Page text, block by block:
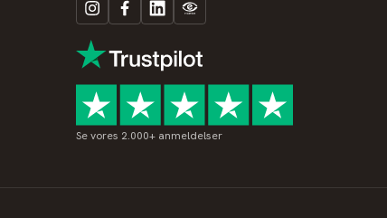
Se vores 2.000+ anmeldelser